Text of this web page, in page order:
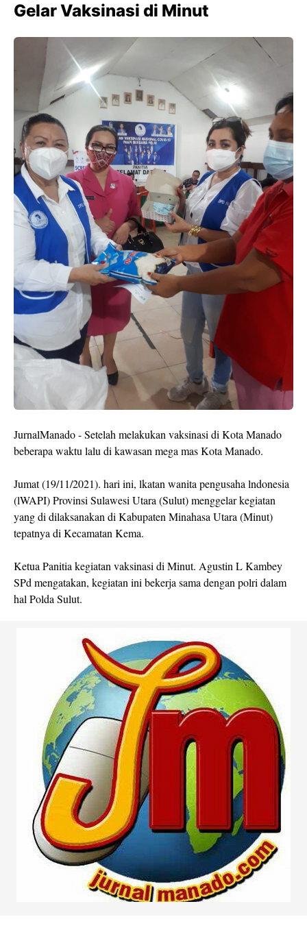
Gelar Vaksinasi di Minut
JurnalManado - Setelah melakukan vaksinasi di Kota Manado
beberapa waktu lalu di kawasan mega mas Kota Manado.
Jumat (19/11/2021). hari ini, lkatan wanita pengusaha lndonesia
(lWAPI) Provinsi Sulawesi Utara (Sulut) menggelar kegiatan
yang di dilaksanakan di Kabupaten Minahasa Utara (Minut)
tepatnya di Kecamatan Kema.
Ketua Panitia kegiatan vaksinasi di Minut. Agustin L Kambey
SPd mengatakan, kegiatan ini bekerja sama dengan polri dalam
hal Polda Sulut.